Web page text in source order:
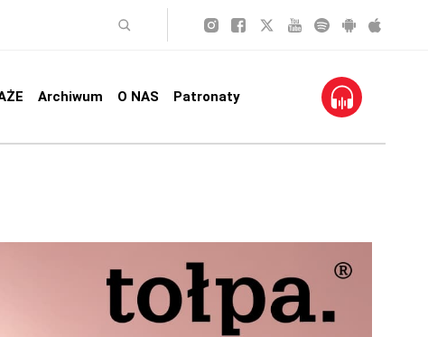
Archiwum O NAS Patronaty